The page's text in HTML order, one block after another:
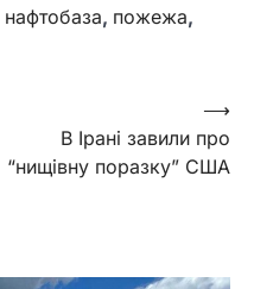
нафтобаза, пожежа,
В Ірані завили про
“нищівну поразку” США
⟶